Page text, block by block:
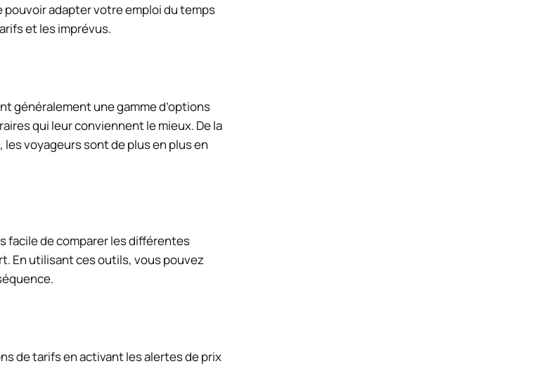
adapter votre emploi du temps
et les imprévus.
généralement une gamme d’options
qui leur conviennent le mieux. De la
voyageurs sont de plus en plus en
facile de comparer les différentes
En utilisant ces outils, vous pouvez
de tarifs en activant les alertes de prix